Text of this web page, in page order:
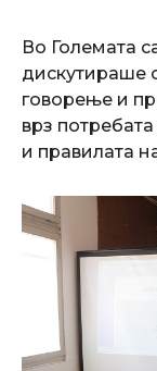
Во Големата
дискутираше
говорење и
врз
и правилата